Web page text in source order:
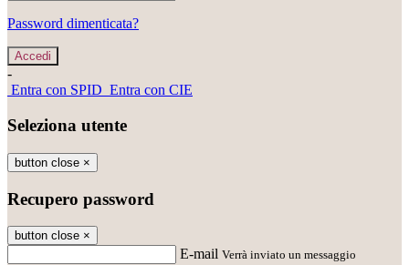
Password dimenticata?
-
Entra con SPID Entra con CIE
Seleziona utente
button close ×
Recupero password
button close ×
E-mail Verrà inviato un messaggio